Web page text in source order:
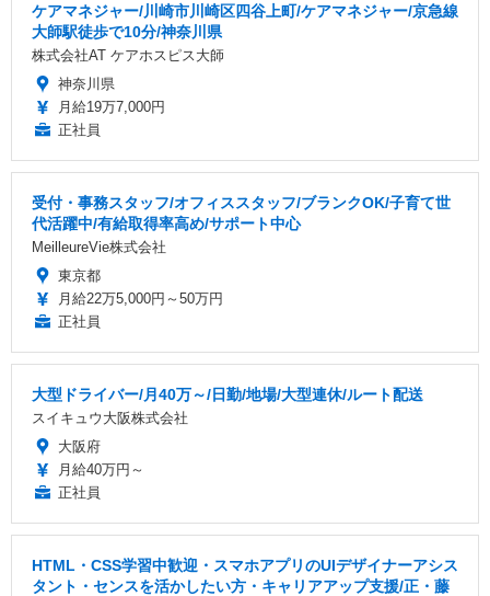
ケアマネジャー/川崎市川崎区四谷上町/ケアマネジャー/京急線
大師駅徒歩で10分/神奈川県
株式会社AT ケアホスピス大師
神奈川県
月給19万7,000円
正社員
受付・事務スタッフ/オフィススタッフ/ブランクOK/子育て世
代活躍中/有給取得率高め/サポート中心
MeilleureVie株式会社
東京都
月給22万5,000円～50万円
正社員
大型ドライバー/月40万～/日勤/地場/大型連休/ルート配送
スイキュウ大阪株式会社
大阪府
月給40万円～
正社員
HTML・CSS学習中歓迎・スマホアプリのUIデザイナーアシス
タント・センスを活かしたい方・キャリアアップ支援/正・藤